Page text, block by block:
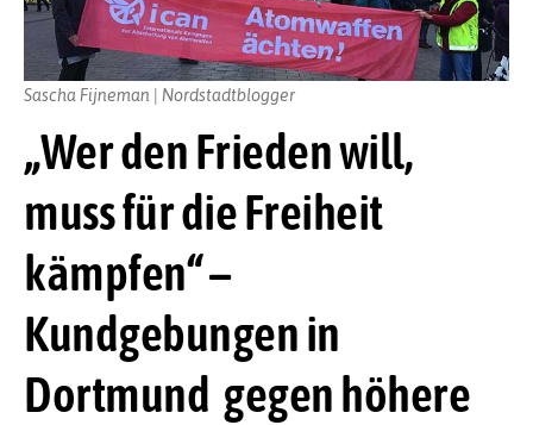
„Wer den Frieden will,
muss für die Freiheit
kämpfen“ –
Kundgebungen in
Dortmund gegen höhere
Sascha Fijneman | Nordstadtblogger